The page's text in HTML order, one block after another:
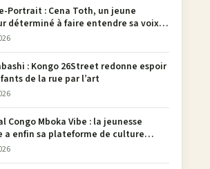
Portrait : Cena Toth, un jeune
déterminé à faire entendre sa voix à
: Kongo 26Street redonne espoir
de la rue par l’art
Congo Mboka Vibe : la jeunesse
a enfin sa plateforme de culture